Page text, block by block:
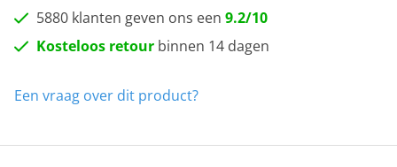
5880 klanten geven ons een 9.2/10
Kosteloos retour binnen 14 dagen
Een vraag over dit product?